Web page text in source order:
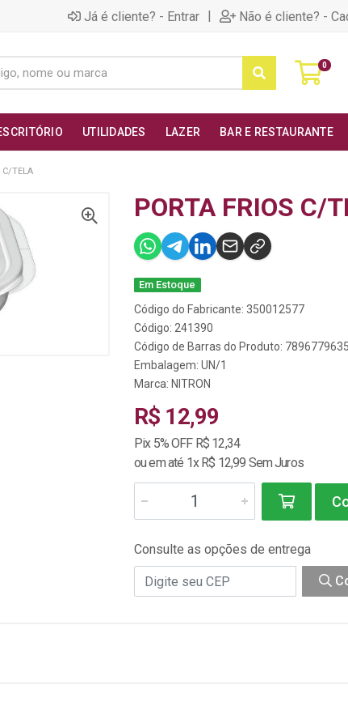
Já é cliente? - Entrar | Não é cliente? -
0
UTILIDADES LAZER BAR E RESTAURANTE
C/TELA
PORTA FRIOS C/
Em Estoque
Código do Fabricante: 350012577
Código: 241390
Código de Barras do Produto:
Embalagem: UN/1
Marca: NITRON
R$ 12,99
Pix 5% OFF R$ 12,34
ou em até 1x R$ 12,99 Sem Juros
Consulte as opções de entrega